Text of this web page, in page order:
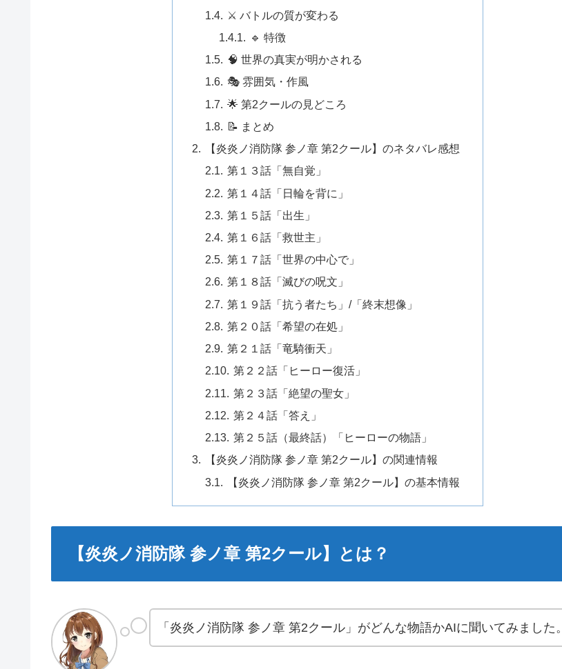
⚔️ バトルの質が変わる
🔹 特徴
🧠 世界の真実が明かされる
🎭 雰囲気・作風
🌟 第2クールの見どころ
📝 まとめ
【炎炎ノ消防隊 参ノ章 第2クール】のネタバレ感想
第１３話「無自覚」
第１４話「日輪を背に」
第１５話「出生」
第１６話「救世主」
第１７話「世界の中心で」
第１８話「滅びの呪文」
第１９話「抗う者たち」/「終末想像」
第２０話「希望の在処」
第２１話「竜騎衝天」
第２２話「ヒーロー復活」
第２３話「絶望の聖女」
第２４話「答え」
第２５話（最終話）「ヒーローの物語」
【炎炎ノ消防隊 参ノ章 第2クール】の関連情報
【炎炎ノ消防隊 参ノ章 第2クール】の基本情報
【炎炎ノ消防隊 参ノ章 第2クール】とは？
「炎炎ノ消防隊 参ノ章 第2クール」がどんな物語かAIに聞いてみました。